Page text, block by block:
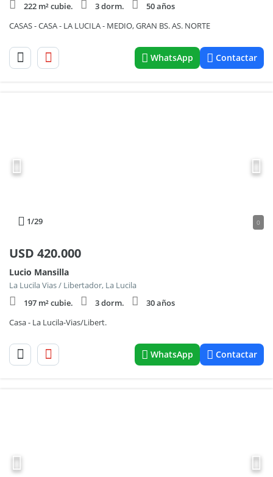
222 m² cubie.
3 dorm.
50 años
CASAS - CASA - LA LUCILA - MEDIO, GRAN BS. AS. NORTE
WhatsApp Contactar
1/29 0
USD 420.000
Lucio Mansilla
La Lucila Vias / Libertador, La Lucila
197 m² cubie.
3 dorm.
30 años
Casa - La Lucila-Vias/Libert.
WhatsApp Contactar